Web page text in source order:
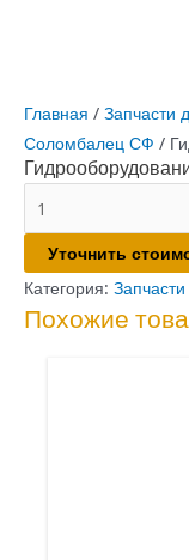
Главная / Запчасти
Соломбалец СФ /
товара
Гидрооборудование
стрелы
06.533.1
Уточнить
Категория:
Похожие